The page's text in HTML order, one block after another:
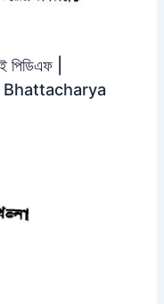
পিডিএফ |
Bhattacharya